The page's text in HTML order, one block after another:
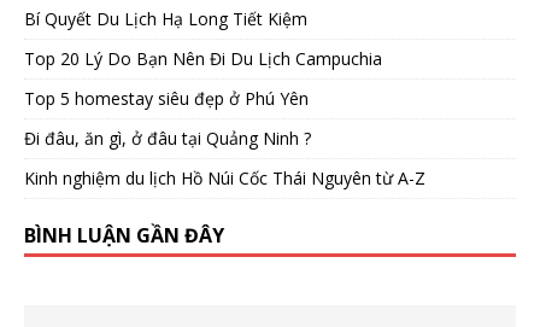
Bí Quyết Du Lịch Hạ Long Tiết Kiệm
Top 20 Lý Do Bạn Nên Đi Du Lịch Campuchia
Top 5 homestay siêu đẹp ở Phú Yên
Đi đâu, ăn gì, ở đâu tại Quảng Ninh ?
Kinh nghiệm du lịch Hồ Núi Cốc Thái Nguyên từ A-Z
BÌNH LUẬN GẦN ĐÂY